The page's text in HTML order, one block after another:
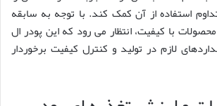
استفاده از آن کمک کند. با توجه به سابقه
با کیفیت، انتظار می رود که این پودر ال
لازم در تولید و کنترل کیفیت برخوردار